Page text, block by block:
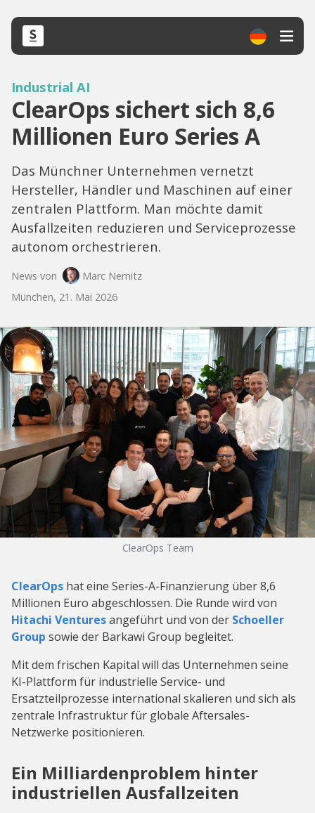
Industrial AI
ClearOps sichert sich 8,6
Millionen Euro Series A
Das Münchner Unternehmen vernetzt
Hersteller, Händler und Maschinen auf einer
zentralen Plattform. Man möchte damit
Ausfallzeiten reduzieren und Serviceprozesse
autonom orchestrieren.
News von
Marc Nemitz
München, 21. Mai 2026
ClearOps Team
ClearOps hat eine Series-A-Finanzierung über 8,6
Millionen Euro abgeschlossen. Die Runde wird von
Hitachi Venturesangeführt und von der Schoeller
Group sowie der Barkawi Group begleitet.
Mit dem frischen Kapital will das Unternehmen seine
KI-Plattform für industrielle Service- und
Ersatzteilprozesse international skalieren und sich als
zentrale Infrastruktur für globale Aftersales-
Netzwerke positionieren.
Ein Milliardenproblem hinter
industriellen Ausfallzeiten